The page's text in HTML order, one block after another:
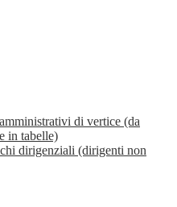
di vertice (da
in tabelle)
dirigenziali (dirigenti non